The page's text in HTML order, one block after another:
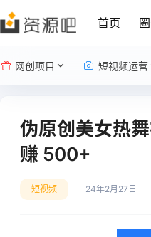
首页
网创项目 短视频运营
伪原创美女热
赚 500+
短视频 24年2月27日